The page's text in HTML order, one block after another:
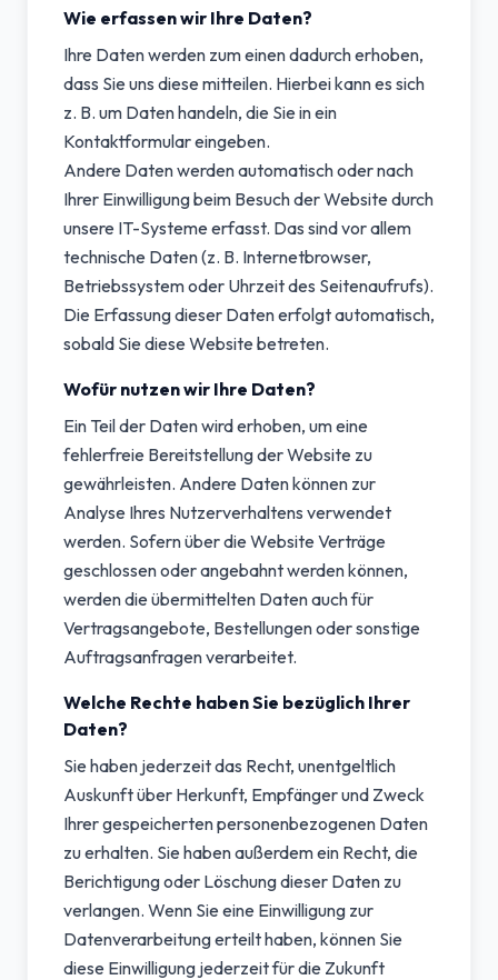
Wie erfassen wir Ihre Daten?
Ihre Daten werden zum einen dadurch erhoben,
dass Sie uns diese mitteilen. Hierbei kann es sich
z. B. um Daten handeln, die Sie in ein
Kontaktformular eingeben.
Andere Daten werden automatisch oder nach
Ihrer Einwilligung beim Besuch der Website durch
unsere IT-Systeme erfasst. Das sind vor allem
technische Daten (z. B. Internetbrowser,
Betriebssystem oder Uhrzeit des Seitenaufrufs).
Die Erfassung dieser Daten erfolgt automatisch,
sobald Sie diese Website betreten.
Wofür nutzen wir Ihre Daten?
Ein Teil der Daten wird erhoben, um eine
fehlerfreie Bereitstellung der Website zu
gewährleisten. Andere Daten können zur
Analyse Ihres Nutzerverhaltens verwendet
werden. Sofern über die Website Verträge
geschlossen oder angebahnt werden können,
werden die übermittelten Daten auch für
Vertragsangebote, Bestellungen oder sonstige
Auftragsanfragen verarbeitet.
Welche Rechte haben Sie bezüglich Ihrer
Daten?
Sie haben jederzeit das Recht, unentgeltlich
Auskunft über Herkunft, Empfänger und Zweck
Ihrer gespeicherten personenbezogenen Daten
zu erhalten. Sie haben außerdem ein Recht, die
Berichtigung oder Löschung dieser Daten zu
verlangen. Wenn Sie eine Einwilligung zur
Datenverarbeitung erteilt haben, können Sie
diese Einwilligung jederzeit für die Zukunft